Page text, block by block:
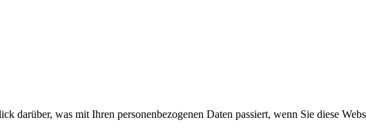
darüber, was mit Ihren personenbezogenen Daten passiert, wenn Sie diese